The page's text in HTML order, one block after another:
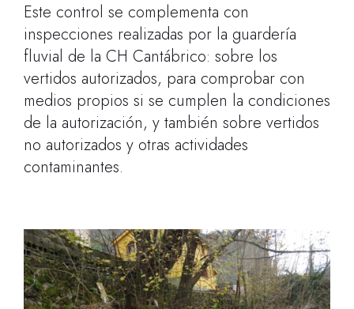
Este control se complementa con
inspecciones realizadas por la guardería
fluvial de la CH Cantábrico: sobre los
vertidos autorizados, para comprobar con
medios propios si se cumplen la condiciones
de la autorización, y también sobre vertidos
no autorizados y otras actividades
contaminantes.